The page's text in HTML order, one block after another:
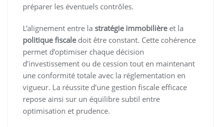
préparer les éventuels contrôles.
L’alignement entre la stratégie immobilièreet la
politique fiscaledoit être constant. Cette cohérence
permet d’optimiser chaque décision
d’investissement ou de cession tout en maintenant
une conformité totale avec la réglementation en
vigueur. La réussite d’une gestion fiscale efficace
repose ainsi sur un équilibre subtil entre
optimisation et prudence.